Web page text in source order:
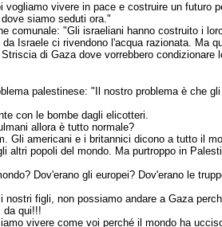
vivere in pace e costruire un futuro
siamo seduti ora."
comunale: "Gli israeliani hanno costruito i
Israele ci rivendono l'acqua razionata. Ma
di Gaza dove vorrebbero
palestinese: "Il nostro problema è che
con le bombe dagli elicotteri.
allora è tutto normale?
Gli americani e i britannici dicono a tutto il
popoli del mondo. Ma purtroppo in
Dov'erano gli europei? Dov'erano le
figli, non possiamo andare a Gaza
da qui!!!
vivere come voi perché il mondo ha